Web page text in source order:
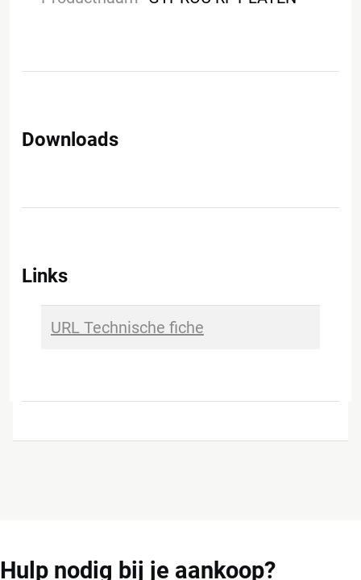
Downloads
Links
URL Technische fiche
Hulp nodig bij je aankoop?